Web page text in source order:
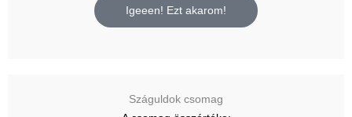
Igeeen! Ezt akarom!
Száguldok csomag